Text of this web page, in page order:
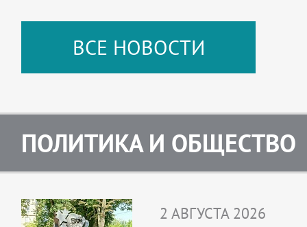
ВСЕ НОВОСТИ
ПОЛИТИКА И ОБЩЕСТВО
2 АВГУСТА 2026